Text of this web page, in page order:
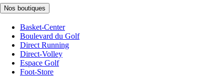
Nos boutiques
Basket-Center
Boulevard du Golf
Direct Running
Direct-Volley
Espace Golf
Foot-Store